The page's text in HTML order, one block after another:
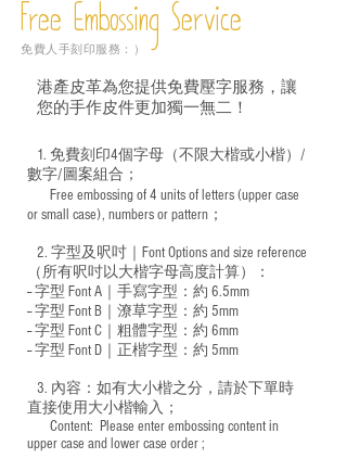
Free Embossing Service
免費人手刻印服務：）
港產皮革為您提供免費壓字服務，讓
您的手作皮件更加獨一無二！
1. 免費刻印4個字母（不限大楷或小楷）/
數字/圖案組合；
Free embossing of 4 units of letters (upper case
or small case), numbers or pattern；
2. 字型及呎吋｜ Font Options and size reference
（所有呎吋以大楷字母高度計算）：
-- 字型 Font A｜手寫字型：約 6.5mm
-- 字型 Font B｜潦草字型： 約 5mm
-- 字型 Font C｜粗體字型：約 6mm
-- 字型 Font D｜正楷字型： 約 5mm
3. 內容：如有大小楷之分，請於下單時
直接使用大小楷輸入；
​ Content: Please enter embossing content in
upper case and lower case order ;